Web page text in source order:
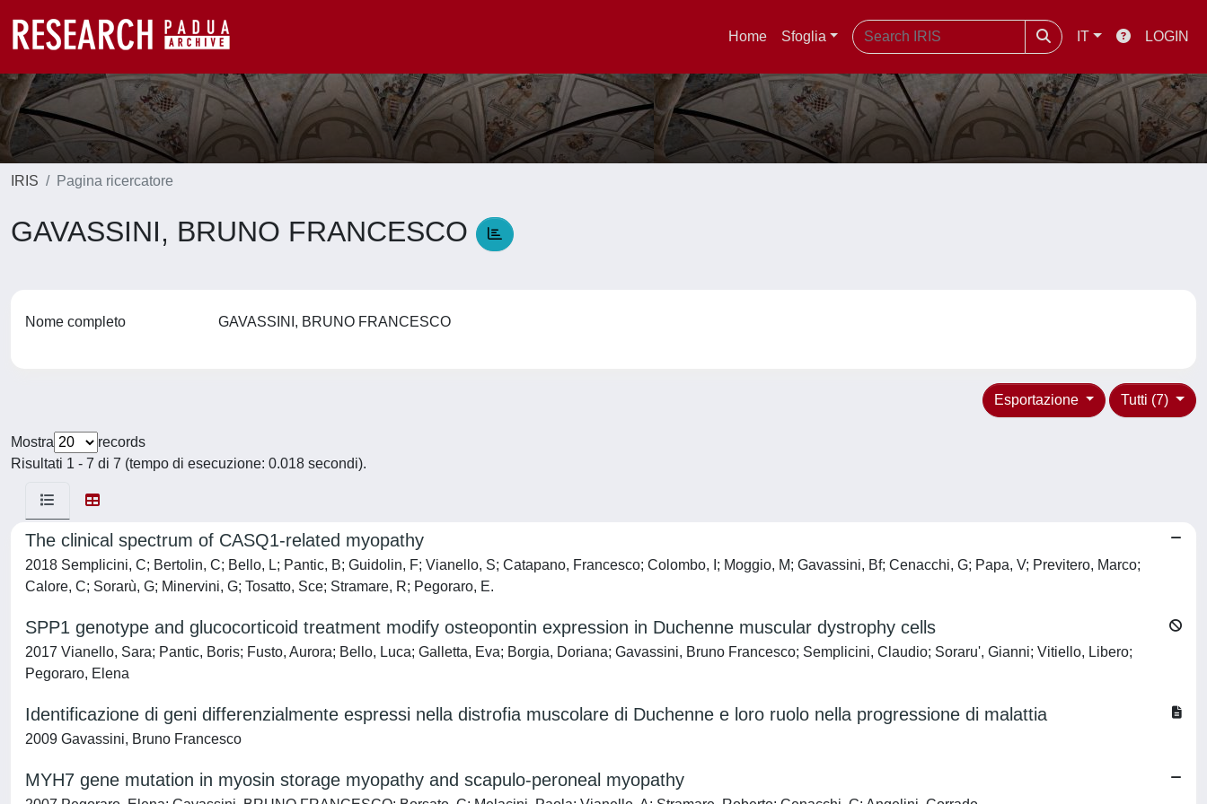
Home Sfoglia IT LOGIN
IRIS Pagina ricercatore
GAVASSINI, BRUNO FRANCESCO
Nome completo GAVASSINI, BRUNO FRANCESCO
Tutti (7)
Esportazione
Mostra
records
Risultati 1 - 7 di 7 (tempo di esecuzione: 0.018 secondi).
The clinical spectrum of CASQ1-related myopathy
2018 Semplicini, C; Bertolin, C; Bello, L; Pantic, B; Guidolin, F; Vianello, S; Catapano, Francesco; Colombo, I; Moggio, M; Gavassini, Bf; Cenacchi, G; Papa, V; Previtero, Marco;
Calore, C; Sorarù, G; Minervini, G; Tosatto, Sce; Stramare, R; Pegoraro, E.
SPP1 genotype and glucocorticoid treatment modify osteopontin expression in Duchenne muscular dystrophy cells
2017 Vianello, Sara; Pantic, Boris; Fusto, Aurora; Bello, Luca; Galletta, Eva; Borgia, Doriana; Gavassini, Bruno Francesco; Semplicini, Claudio; Soraru', Gianni; Vitiello, Libero;
Pegoraro, Elena
Identificazione di geni differenzialmente espressi nella distrofia muscolare di Duchenne e loro ruolo nella progressione di malattia
2009 Gavassini, Bruno Francesco
MYH7 gene mutation in myosin storage myopathy and scapulo-peroneal myopathy